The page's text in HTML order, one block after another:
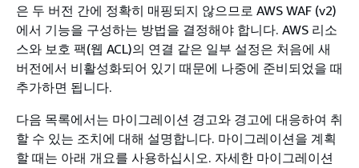
은 두 버전 간에 정확히 매핑되지 않으므로 AWS WAF (v2)
에서 기능을 구성하는 방법을 결정해야 합니다. AWS 리소
스와 보호 팩(웹 ACL)의 연결 같은 일부 설정은 처음에 새
버전에서 비활성화되어 있기 때문에 나중에 준비되었을 때
추가하면 됩니다.
다음 목록에서는 마이그레이션 경고와 경고에 대응하여 취
할 수 있는 조치에 대해 설명합니다. 마이그레이션을 계획
할 때는 아래 개요를 사용하십시오. 자세한 마이그레이션